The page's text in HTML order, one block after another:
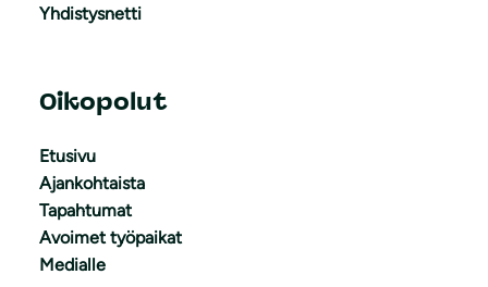
Yhdistysnetti
Oikopolut
Etusivu
Ajankohtaista
Tapahtumat
Avoimet työpaikat
Medialle